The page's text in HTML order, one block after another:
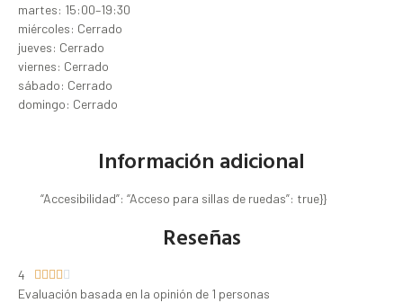
martes: 15:00–19:30
miércoles: Cerrado
jueves: Cerrado
viernes: Cerrado
sábado: Cerrado
domingo: Cerrado
Información adicional
“Accesibilidad”: “Acceso para sillas de ruedas”: true}}
Reseñas
4     
Evaluación basada en la opinión de 1 personas